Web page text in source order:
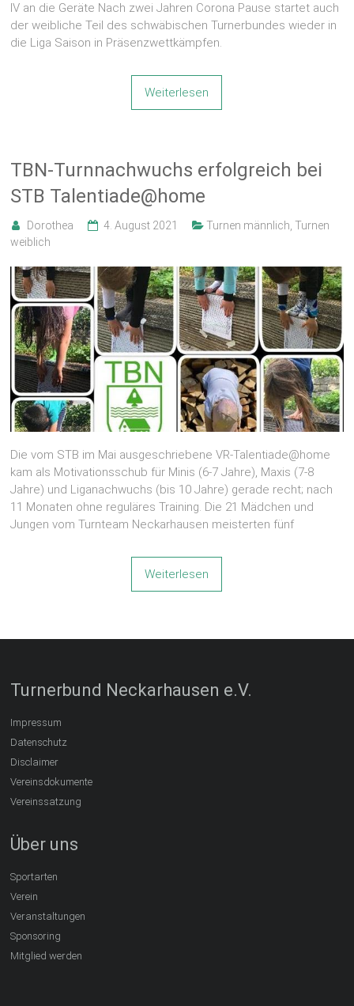
IV an die Geräte Nach zwei Jahren Corona Pause startet auch
der weibliche Teil des schwäbischen Turnerbundes wieder in
die Liga Saison in Präsenzwettkämpfen.
Weiterlesen
TBN-Turnnachwuchs erfolgreich bei
STB Talentiade@home
Dorothea 4. August 2021 Turnen männlich Turnen
weiblich
Die vom STB im Mai ausgeschriebene VR-Talentiade@home
kam als Motivationsschub für Minis (6-7 Jahre), Maxis (7-8
Jahre) und Liganachwuchs (bis 10 Jahre) gerade recht; nach
11 Monaten ohne reguläres Training. Die 21 Mädchen und
Jungen vom Turnteam Neckarhausen meisterten fünf
Weiterlesen
Turnerbund Neckarhausen e.V.
Impressum
Datenschutz
Disclaimer
Vereinsdokumente
Vereinssatzung
Über uns
Sportarten
Verein
Veranstaltungen
Sponsoring
Mitglied werden